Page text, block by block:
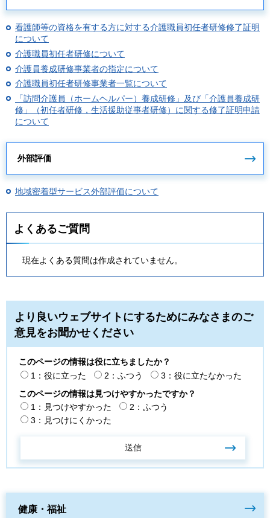
看護師等の資格を有する方に対する介護職員初任者研修修了証明
について
介護職員初任者研修について
介護員養成研修事業者の指定について
介護職員初任者研修事業者一覧について
「訪問介護員（ホームヘルパー）養成研修」及び「介護員養成研
修」（初任者研修，生活援助従事者研修）に関する修了証明申請
について
外部評価
地域密着型サービス外部評価について
よくあるご質問
現在よくある質問は作成されていません。
より良いウェブサイトにするためにみなさまのご
意見をお聞かせください
このページの情報は役に立ちましたか？
1：役に立った
2：ふつう
3：役に立たなかった
このページの情報は見つけやすかったですか？
1：見つけやすかった
2：ふつう
3：見つけにくかった
健康・福祉